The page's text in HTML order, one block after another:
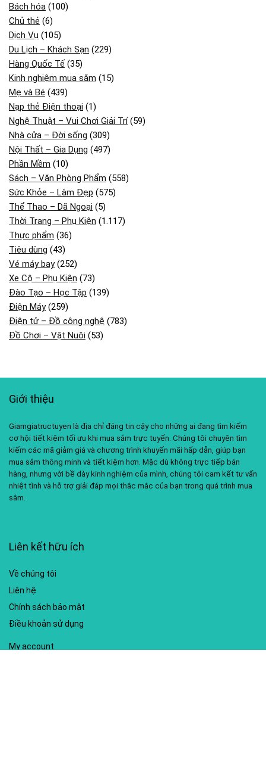
Bách hóa (100)
Chủ thẻ (6)
Dịch Vụ (105)
Du Lịch – Khách Sạn (229)
Hàng Quốc Tế (35)
Kinh nghiệm mua sắm (15)
Mẹ và Bé (439)
Nạp thẻ Điện thoại (1)
Nghệ Thuật – Vui Chơi Giải Trí(59)
Nhà cửa – Đời sống (309)
Nội Thất – Gia Dụng (497)
Phần Mềm (10)
Sách – Văn Phòng Phẩm (558)
Sức Khỏe – Làm Đẹp (575)
Thể Thao – Dã Ngoại (5)
Thời Trang – Phụ Kiện (1.117)
Thực phẩm (36)
Tiêu dùng (43)
Vé máy bay(252)
Xe Cộ – Phụ Kiện (73)
Đào Tạo – Học Tập (139)
Điện Máy(259)
Điện tử – Đồ công nghệ (783)
Đồ Chơi – Vật Nuôi (53)
Giới thiệu
Giamgiatructuyen là địa chỉ đáng tin cậy cho những ai đang tìm kiếm
cơ hội tiết kiệm tối ưu khi mua sắm trực tuyến. Chúng tôi chuyên tìm
kiếm các mã giảm giá và chương trình khuyến mãi hấp dẫn, giúp bạn
mua sắm thông minh và tiết kiệm hơn. Mặc dù không trực tiếp bán
hàng, nhưng với bề dày kinh nghiệm của mình, chúng tôi cam kết tư vấn
nhiệt tình và hỗ trợ giải đáp mọi thắc mắc của bạn trong quá trình mua
sắm.
Liên kết hữu ích
Về chúng tôi
Liên hệ
Chính sách bảo mật
Điều khoản sử dụng
My account